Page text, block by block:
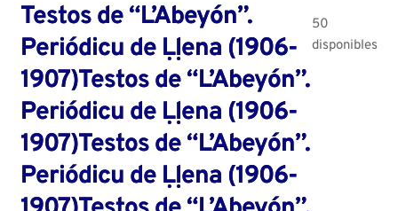
Testos de “L’Abeyón”.
Periódicu de Ḷḷena (1906-
1907)Testos de “L’Abeyón”.
Periódicu de Ḷḷena (1906-
1907)Testos de “L’Abeyón”.
Periódicu de Ḷḷena (1906-
50
disponibles